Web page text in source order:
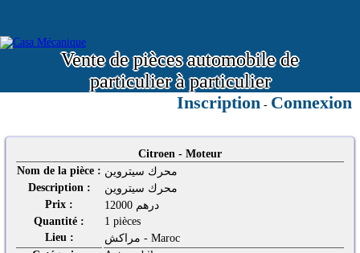
Vente de pièces automobile de
particulier à particulier
Inscription - Connexion
Citroen - Moteur
Nom de la pièce : محرك سيتروين
Description :
محرك سيتروين
Prix :
12000 درهم
Quantité :
1 pièces
Lieu :
مراكش - Maroc